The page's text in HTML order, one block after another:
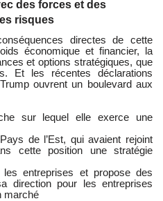
des forces et des
risques
directes de cette
économique et financier, la
et options stratégiques, que
Et les récentes déclarations
ouvrent un boulevard aux
sur lequel elle exerce une
de l’Est, qui avaient rejoint
cette position une stratégie
entreprises et propose des
direction pour les entreprises
marché